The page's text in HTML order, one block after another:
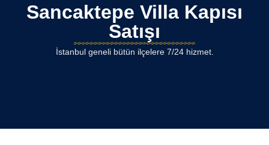
Sancaktepe Villa Kapısı
Satışı
İstanbul geneli bütün ilçelere 7/24 hizmet.